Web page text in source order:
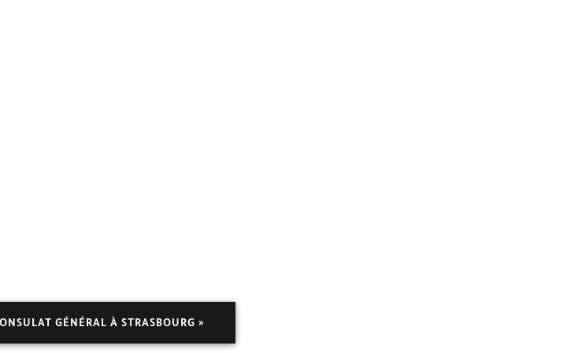
GÉNÉRAL À STRASBOURG »